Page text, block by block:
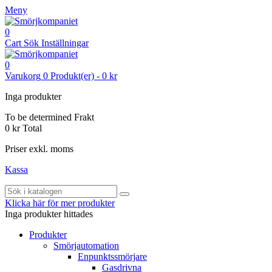
Meny
0
Cart Sök Inställningar
0
Varukorg 0 Produkt(er) - 0 kr
Inga produkter
To be determined Frakt
0 kr Total
Priser exkl. moms
Kassa
Klicka här för mer produkter
Inga produkter hittades
Produkter
Smörjautomation
Enpunktssmörjare
Gasdrivna